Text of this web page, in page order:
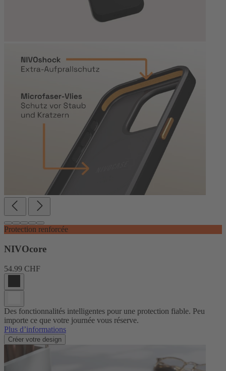
Protection renforcée
NIVOcore
54.99 CHF
Des fonctionnalités intelligentes pour une protection fiable. Peu
importe ce que votre journée vous réserve.
Plus d’informations
Créer votre design